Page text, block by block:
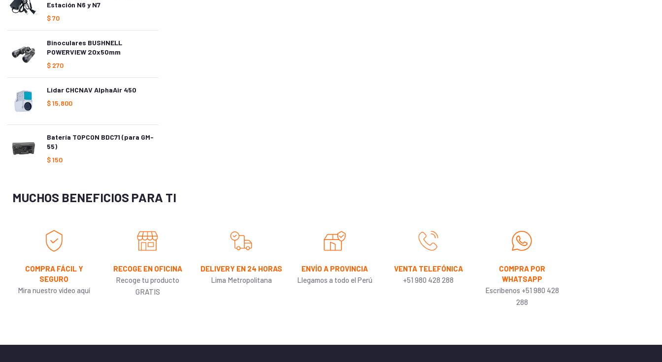
Estación N6 y N7
$70
Binoculares BUSHNELL
POWERVIEW 20x50mm
$ 270
Lidar CHCNAV AlphaAir 450
$15,800
Batería TOPCON BDC71 (para GM-
55)
$150
MUCHOS BENEFICIOS PARA TI
COMPRA FÁCIL Y
SEGURO
Mira nuestro video aquí
RECOGE EN OFICINA
Recoge tu producto
GRATIS
DELIVERY EN 24 HORAS
Lima Metropolitana
ENVÍO A PROVINCIA
Llegamos a todo el Perú
VENTA TELEFÓNICA
+51 980 428 288
COMPRA POR
WHATSAPP
Escribenos +51 980 428
288